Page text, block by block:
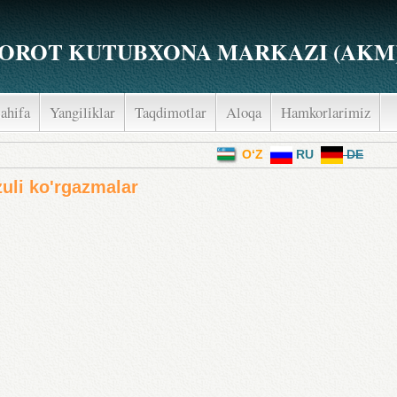
KUTUBXONA MARKAZI
Yangiliklar Taqdimotlar Aloqa Hamkorlarimiz
O‘Z RU DE
ko'rgazmalar